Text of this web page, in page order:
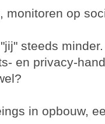
monitoren op
steeds minder.
en privacy-
in opbouw,